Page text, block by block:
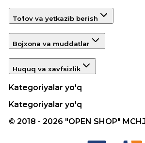
To'lov va yetkazib berish
Bojxona va muddatlar
Huquq va xavfsizlik
Kategoriyalar yo'q
Kategoriyalar yo'q
© 2018 - 2026 "OPEN SHOP"